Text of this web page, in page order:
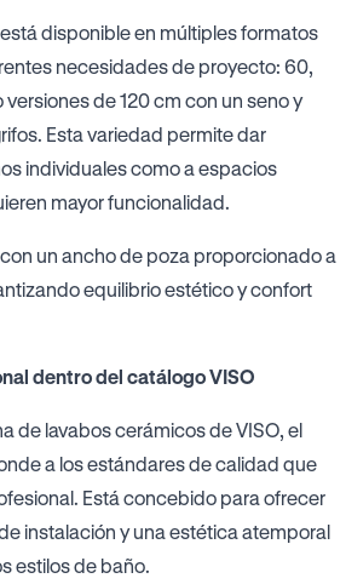
disponible en múltiples formatos
necesidades de proyecto: 60,
de 120 cm con un seno y
Esta variedad permite dar
individuales como a espacios
mayor funcionalidad.
un ancho de poza proporcionado a
equilibrio estético y confort
dentro del catálogo VISO
de lavabos cerámicos de VISO, el
a los estándares de calidad que
Está concebido para ofrecer
instalación y una estética atemporal
estilos de baño.